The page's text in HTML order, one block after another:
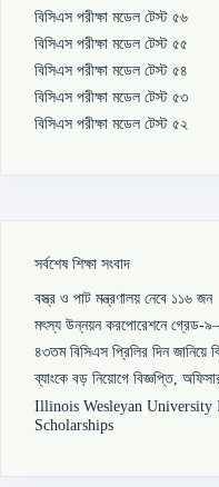
বিসিএস পরীক্ষা মডেল টেস্ট ৫৬
বিসিএস পরীক্ষা মডেল টেস্ট ৫৫
বিসিএস পরীক্ষা মডেল টেস্ট ৫৪
বিসিএস পরীক্ষা মডেল টেস্ট ৫৩
বিসিএস পরীক্ষা মডেল টেস্ট ৫২
সর্বশেষ শিক্ষা সংবাদ
বস্ত্র ও পাট মন্ত্রণালয় নেবে ১১৬ জন
মৎস্য উন্নয়ন করপোরেশনে গ্রেড-
৪৩তম বিসিএস প্রিলির দিন জানিয়ে
ব্যাংকে বড় নিয়োগে বিজ্ঞপ্তি,
Illinois Wesleyan University
Scholarships